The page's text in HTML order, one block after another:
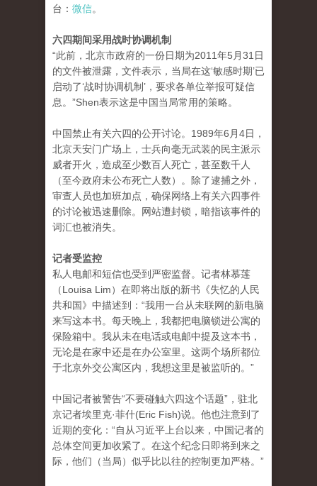
台： 微信。
六四期间采用战时协调机制
“此前，北京市政府的一份日期为2011年5月31日
的文件被泄露，文件表示，当局在这‘敏感时期’已
启动了‘战时协调机制’，要求各单位举报可疑信
息。”Shen表示这是中国当局常用的策略。
中国禁止有关六四的公开讨论。1989年6月4日，
北京天安门广场上，士兵向毫无武装的民主派示
威者开火，造成至少数百人死亡，甚至数千人
（至今政府未公布死亡人数）。除了逮捕之外，
审查人员也加班加点，确保网络上有关六四事件
的讨论被迅速删除。网站遭封锁，暗指该事件的
词汇也被消失。
记者受监控
私人电邮和短信也受到严密监督。记者林慕莲
（Louisa Lim）在即将出版的新书《失忆的人民
共和国》中描述到：“我用一台从未联网的新电脑
来写这本书。每天晚上，我都把电脑锁进公寓的
保险箱中。我从未在电话或电邮中提及这本书，
无论是在家中还是在办公室里。这两个场所都位
于北京外交公寓区内，我想这里是被监听的。”
中国记者被警告“不要碰触六四这个话题”，驻北
京记者埃里克·菲什(Eric Fish)说。他也注意到了
近期的变化：“自从习近平上台以来，中国记者的
总体空间更加收紧了。在这个纪念日即将到来之
际，他们（当局）似乎比以往的控制更加严格。”